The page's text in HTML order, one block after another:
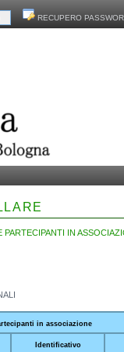
RECUPERO
IN
in associazione
Identificativo